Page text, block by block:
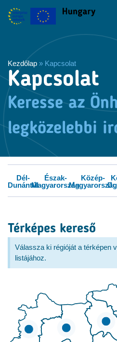
Kezdőlap » Kapcsolat
Kapcsolat
Keresse az
legközelebbi
Dél-
Dunántúl
Észak-
Magyarország
Közép-
Magyarország
Térképes kereső
Válassza ki régióját a térképen
listájához.